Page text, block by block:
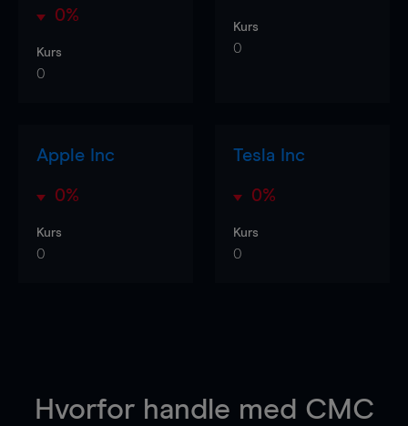
0%
Kurs
0
Kurs
0
Apple Inc
0%
Kurs
0
Tesla Inc
0%
Kurs
0
Hvorfor handle med CMC